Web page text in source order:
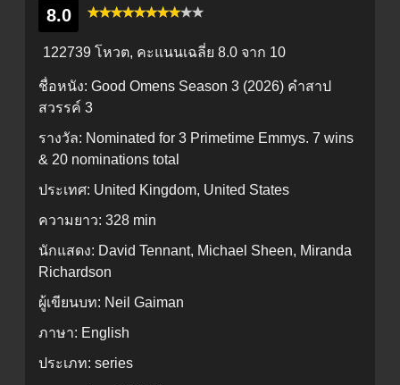
8.0
122739 โหวต, คะแนนเฉลี่ย 8.0 จาก 10
ชื่อหนัง: Good Omens Season 3 (2026) คำสาป
สวรรค์ 3
รางวัล: Nominated for 3 Primetime Emmys. 7 wins
& 20 nominations total
ประเทศ: United Kingdom, United States
ความยาว: 328 min
นักแสดง: David Tennant, Michael Sheen, Miranda
Richardson
ผู้เขียนบท: Neil Gaiman
ภาษา: English
ประเภท: series